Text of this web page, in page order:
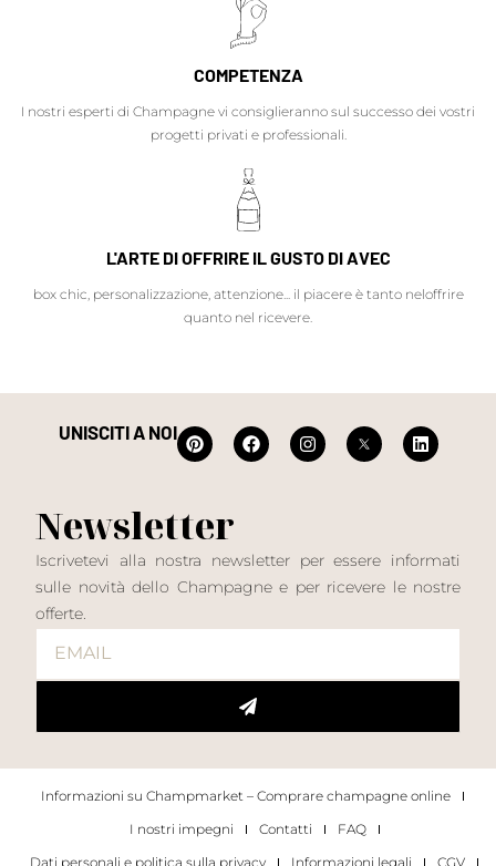
COMPETENZA
I nostri esperti di Champagne vi consiglieranno sul successo dei vostri
progetti privati e professionali.
L'ARTE DI OFFRIRE IL GUSTO DI AVEC
box chic, personalizzazione, attenzione... il piacere è tanto neloffrire
quanto nel ricevere.
UNISCITI A NOI
Newsletter
Iscrivetevi alla nostra newsletter per essere informati
sulle novità dello Champagne e per ricevere le nostre
offerte.
Informazioni su Champmarket – Comprare champagne online
I nostri impegni
Contatti
FAQ
Dati personali e politica sulla privacy
Informazioni legali CGV